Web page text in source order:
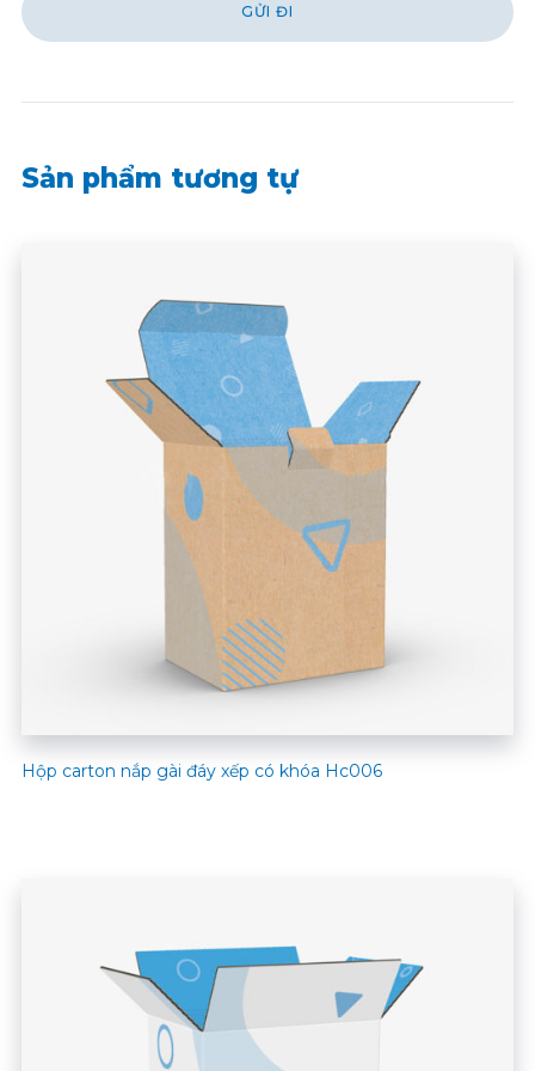
Sản phẩm tương tự
Hộp carton nắp gài đáy xếp có khóa Hc006